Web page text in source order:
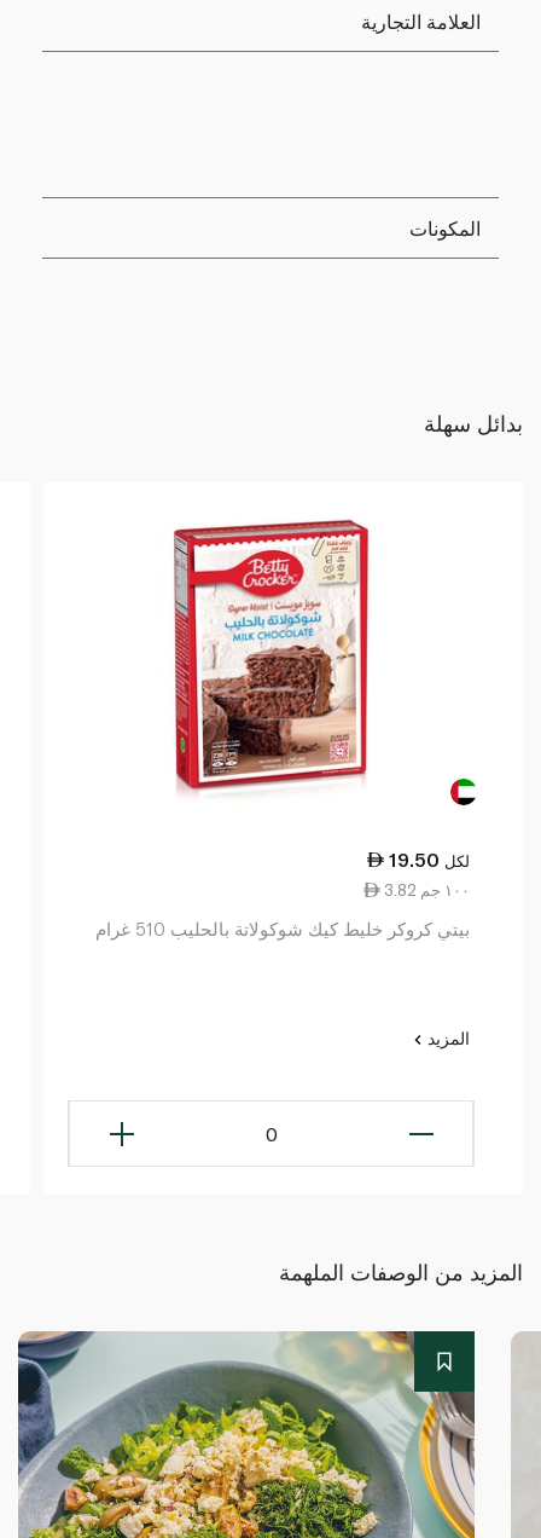
العلامة التجارية
المكونات
بدائل سهلة
19.50 لكل
3.82 ١٠٠ جم
بيتي كروكر خليط كيك شوكولاتة بالحليب 510 غرام
المزيد
0
المزيد من الوصفات الملهمة